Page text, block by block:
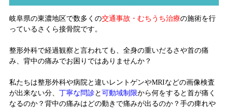
岐阜県の東濃地区で数多くの交通事故・むちうち治療の施術を行
っているさくら接骨院です。
整形外科で経過観察と言われても、全身の重いだるさや首の痛
み、背中の痛みでお困りではありませんか？
私たちは整形外科や病院と違いレントゲンやMRIなどの画像検査
が出来ない分、 丁寧な問診と 可動域制限から何をすると首が痛く
なるのか？背中の痛みはどの動きで痛みが出るのか？手の痺れや